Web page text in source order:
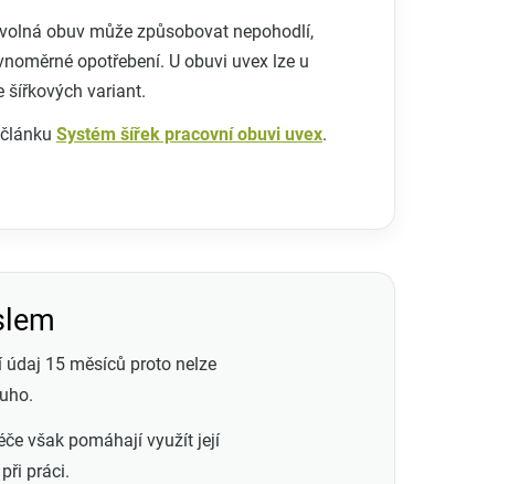
obuv může způsobovat nepohodlí,
opotřebení. U obuvi uvex lze u
šířkových variant.
Systém šířek pracovní obuvi uvex.
15 měsíců proto nelze
však pomáhají využít její
práci.